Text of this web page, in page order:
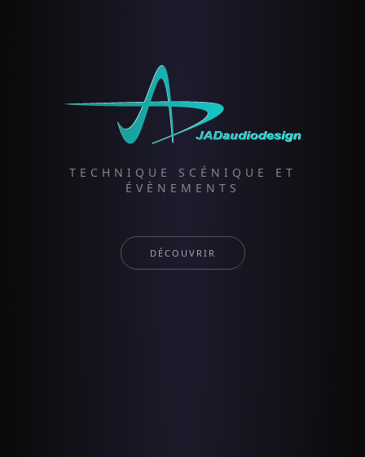
TECHNIQUE SCÉNIQUE ET
ÉVÈNEMENTS
DÉCOUVRIR